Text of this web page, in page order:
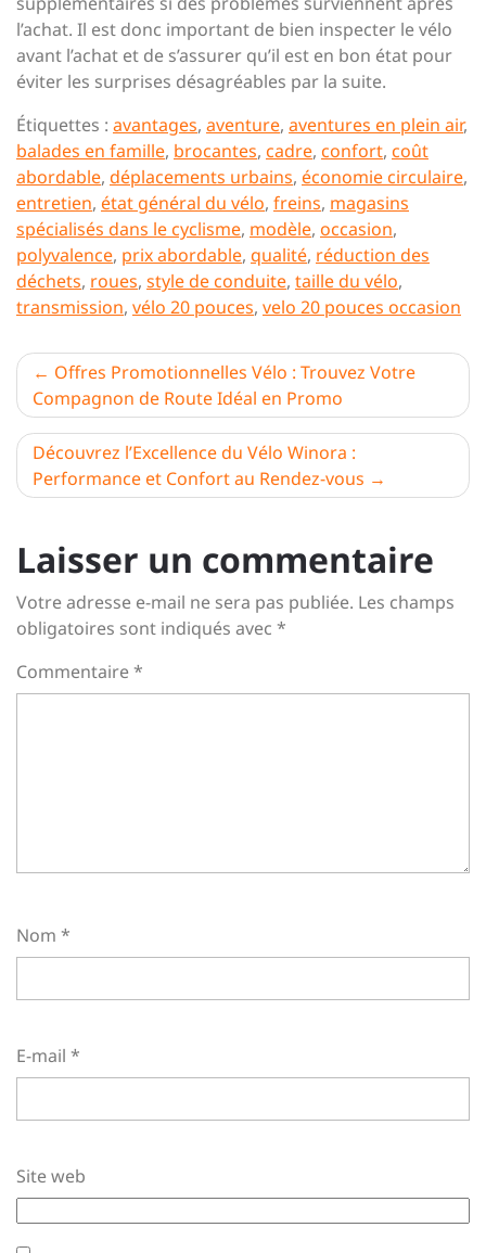
l’achat. Il est donc important de bien inspecter le vélo
avant l’achat et de s’assurer qu’il est en bon état pour
éviter les surprises désagréables par la suite.
Étiquettes : avantages, aventure, aventures en plein air,
balades en famille, brocantes, cadre, confort, coût
abordable, déplacements urbains, économie circulaire,
entretien, état général du vélo, freins, magasins
spécialisés dans le cyclisme, modèle, occasion,
polyvalence, prix abordable, qualité, réduction des
déchets, roues, style de conduite, taille du vélo,
transmission, vélo 20 pouces, velo 20 pouces occasion
Navigation
de
l’article
Offres Promotionnelles Vélo : Trouvez Votre
Compagnon de Route Idéal en Promo
Découvrez l’Excellence du Vélo Winora :
Performance et Confort au Rendez-vous
Laisser un commentaire
Votre adresse e-mail ne sera pas publiée. Les champs
obligatoires sont indiqués avec *
Commentaire*
Nom *
E-mail *
Site web